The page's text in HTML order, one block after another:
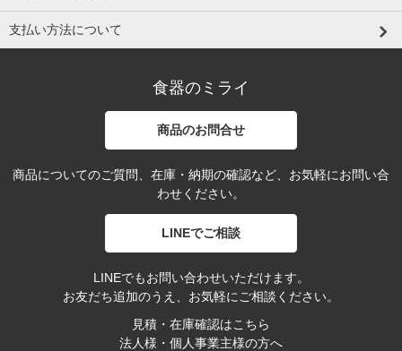
支払い方法について
食器のミライ
商品のお問合せ
商品についてのご質問、在庫・納期の確認など、お気軽にお問い合
わせください。
LINEでご相談
LINEでもお問い合わせいただけます。
お友だち追加のうえ、お気軽にご相談ください。
見積・在庫確認はこちら
法人様・個人事業主様の方へ